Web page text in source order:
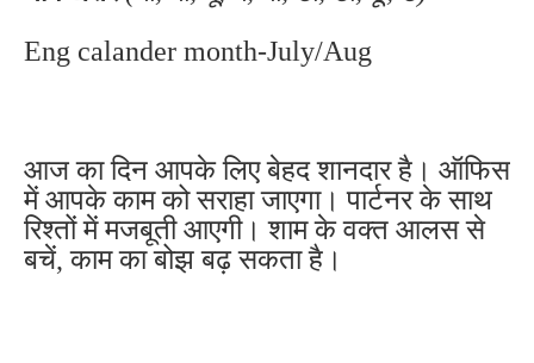
Eng calander month-July/Aug
आज का दिन आपके लिए बेहद शानदार है। ऑफिस
में आपके काम को सराहा जाएगा। पार्टनर के साथ
रिश्तों में मजबूती आएगी। शाम के वक्त आलस से
बचें, काम का बोझ बढ़ सकता है।